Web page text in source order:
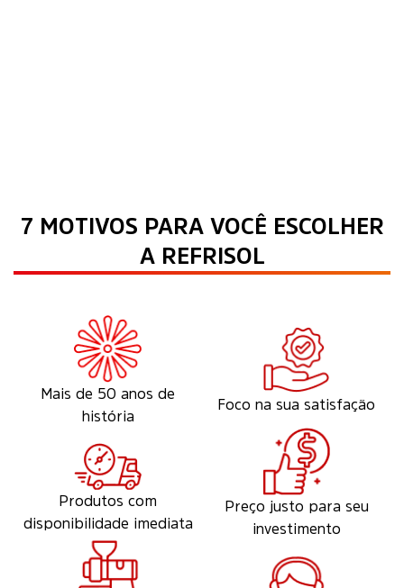
7 MOTIVOS PARA VOCÊ ESCOLHER
A REFRISOL
Mais de 50 anos de
história
Foco na sua satisfação
Produtos com
disponibilidade imediata
Preço justo para seu
investimento